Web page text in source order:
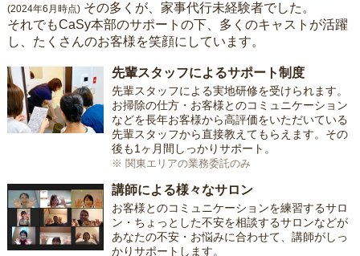
(2024年6月時点) その多くが、家事代行未経験者でした。
それでもCaSy本部のサポートの下、多くのキャストが活躍
し、たくさんのお客様を笑顔にしています。
先輩スタッフによるサポート制度
先輩スタッフによる実地研修を受けられます。
お掃除の仕方・お客様とのコミュニケーション
などを長年お客様から高評価をいただいている
先輩スタッフから直接教えてもらえます。その
後も1ヶ月間しっかりサポート。
※ 関東エリアの業務委託のみ
講師による様々なサロン
お客様とのコミュニケーションを練習するサロ
ン・ちょっとした不安を相談するサロンなどが
あなたの不安・お悩みに合わせて、講師がしっ
かりサポートします。